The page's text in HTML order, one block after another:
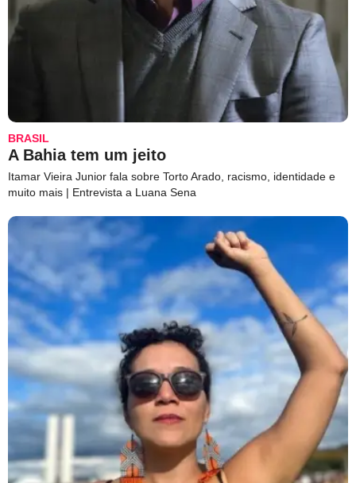
BRASIL
A Bahia tem um jeito
Itamar Vieira Junior fala sobre Torto Arado, racismo, identidade e
muito mais | Entrevista a Luana Sena